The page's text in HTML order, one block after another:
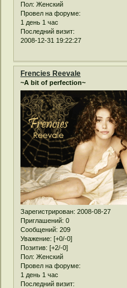
Пол: Женский
Провел на форуме:
1 день 1 час
Последний визит:
2008-12-31 19:22:27
Frencies Reevale
~A bit of perfection~
Зарегистрирован: 2008-08-27
Приглашений: 0
Сообщений: 209
Уважение: [+0/-0]
Позитив: [+2/-0]
Пол: Женский
Провел на форуме:
1 день 1 час
Последний визит: